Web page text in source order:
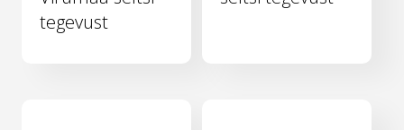
tegevust